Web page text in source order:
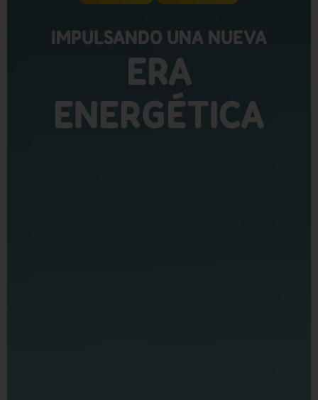
IMPULSANDO UNA NUEVA
ERA
ENERGÉTICA